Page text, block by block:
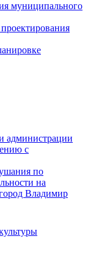
муниципального
администрации
с
по
на
Владимир